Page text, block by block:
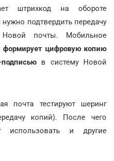
штрихкод на обороте
подтвердить передачу
почты. Мобильное
формирует цифровую копию
в систему Новой
почта тестируют шеринг
копий). После чего
использовать и другие